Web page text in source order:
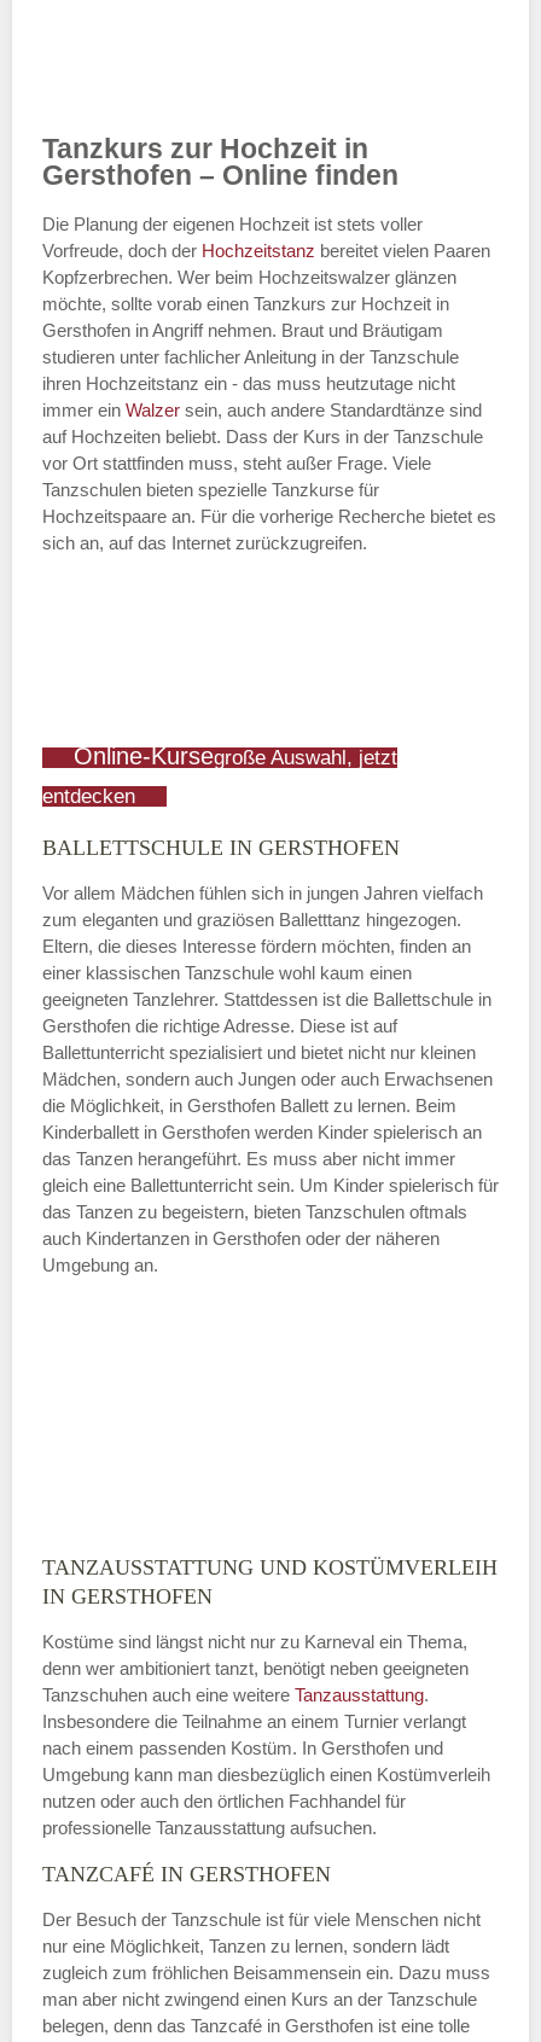
Tanzkurs zur Hochzeit in
Gersthofen – Online finden
Die Planung der eigenen Hochzeit ist stets voller
Vorfreude, doch der Hochzeitstanz bereitet vielen Paaren
Kopfzerbrechen. Wer beim Hochzeitswalzer glänzen
möchte, sollte vorab einen Tanzkurs zur Hochzeit in
Gersthofen in Angriff nehmen. Braut und Bräutigam
studieren unter fachlicher Anleitung in der Tanzschule
ihren Hochzeitstanz ein - das muss heutzutage nicht
immer ein Walzer sein, auch andere Standardtänze sind
auf Hochzeiten beliebt. Dass der Kurs in der Tanzschule
vor Ort stattfinden muss, steht außer Frage. Viele
Tanzschulen bieten spezielle Tanzkurse für
Hochzeitspaare an. Für die vorherige Recherche bietet es
sich an, auf das Internet zurückzugreifen.
Online-Kursegroße Auswahl, jetzt
entdecken
BALLETTSCHULE IN GERSTHOFEN
Vor allem Mädchen fühlen sich in jungen Jahren vielfach
zum eleganten und graziösen Balletttanz hingezogen.
Eltern, die dieses Interesse fördern möchten, finden an
einer klassischen Tanzschule wohl kaum einen
geeigneten Tanzlehrer. Stattdessen ist die Ballettschule in
Gersthofen die richtige Adresse. Diese ist auf
Ballettunterricht spezialisiert und bietet nicht nur kleinen
Mädchen, sondern auch Jungen oder auch Erwachsenen
die Möglichkeit, in Gersthofen Ballett zu lernen. Beim
Kinderballett in Gersthofen werden Kinder spielerisch an
das Tanzen herangeführt. Es muss aber nicht immer
gleich eine Ballettunterricht sein. Um Kinder spielerisch für
das Tanzen zu begeistern, bieten Tanzschulen oftmals
auch Kindertanzen in Gersthofen oder der näheren
Umgebung an.
TANZAUSSTATTUNG UND KOSTÜMVERLEIH
IN GERSTHOFEN
Kostüme sind längst nicht nur zu Karneval ein Thema,
denn wer ambitioniert tanzt, benötigt neben geeigneten
Tanzschuhen auch eine weitere Tanzausstattung.
Insbesondere die Teilnahme an einem Turnier verlangt
nach einem passenden Kostüm. In Gersthofen und
Umgebung kann man diesbezüglich einen Kostümverleih
nutzen oder auch den örtlichen Fachhandel für
professionelle Tanzausstattung aufsuchen.
TANZCAFÉ IN GERSTHOFEN
Der Besuch der Tanzschule ist für viele Menschen nicht
nur eine Möglichkeit, Tanzen zu lernen, sondern lädt
zugleich zum fröhlichen Beisammensein ein. Dazu muss
man aber nicht zwingend einen Kurs an der Tanzschule
belegen, denn das Tanzcafé in Gersthofen ist eine tolle